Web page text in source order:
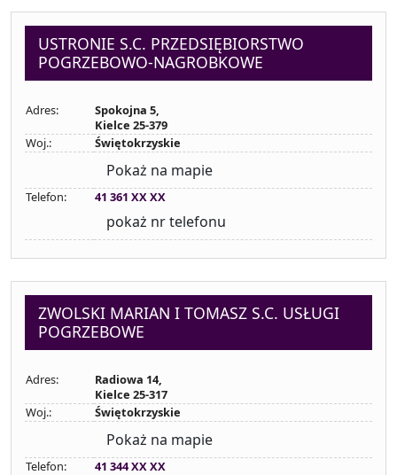
USTRONIE S.C. PRZEDSIĘBIORSTWO
POGRZEBOWO-NAGROBKOWE
Adres:
Spokojna 5,
Kielce 25-379
Woj.:
Świętokrzyskie
Pokaż na mapie
Telefon: 41 361 XX XX
pokaż nr telefonu
ZWOLSKI MARIAN I TOMASZ S.C. USŁUGI
POGRZEBOWE
Adres:
Radiowa 14,
Kielce 25-317
Woj.:
Świętokrzyskie
Pokaż na mapie
Telefon: 41 344 XX XX